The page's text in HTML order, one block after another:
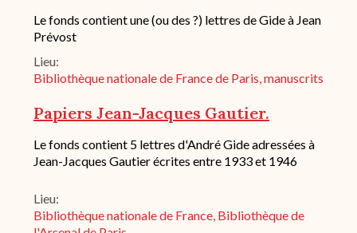
Description
succincte
fond
/
conservation
Le fonds contient une (ou des ?) lettres de Gide à Jean
Prévost
Lieu
Bibliothèque nationale de France de Paris, manuscrits
Papiers Jean-Jacques Gautier.
Description
succincte
/
historique
de
Le fonds contient 5 lettres d'André Gide adressées à
Jean-Jacques Gautier écrites entre 1933 et 1946
Lieu
Bibliothèque nationale de France, Bibliothèque de